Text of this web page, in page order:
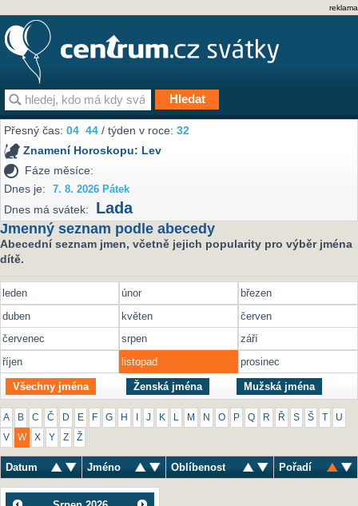
reklama
Přesný čas:04 44 / týden v roce:32
Znamení Horoskopu: Lev
Fáze měsíce:
Dnes je:
7. 8. 2026 Pátek
Dnes má svátek: Lada
Jmenný seznam podle abecedy
Abecední seznam jmen, včetně jejich popularity pro výběr jména
dítě.
leden únor
březen
duben
květen
červen
červenec
srpen
září
říjen
listopad prosinec
Všechny jména Ženská jména Mužská jména
A B C Č D E F G H J K M N O P Q R Ř S Š U
V W X Y Z Ž
Datum Jméno Oblíbenost Pořadí